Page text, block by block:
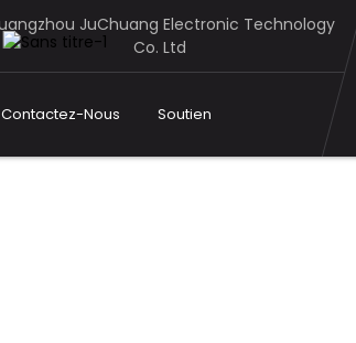
JuChuang Electronic Technology
Co. Ltd
Contactez-Nous Soutien